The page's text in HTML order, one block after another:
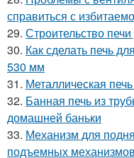
справиться с
29. Строительство
30. Как сделать печь
530 мм
31. Металлическая
32. Банная печь из
домашней баньки
33. Механизм для
подъемных механизмов